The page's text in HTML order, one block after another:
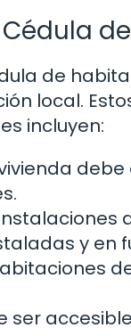
de
local.
incluyen:
y en
ser